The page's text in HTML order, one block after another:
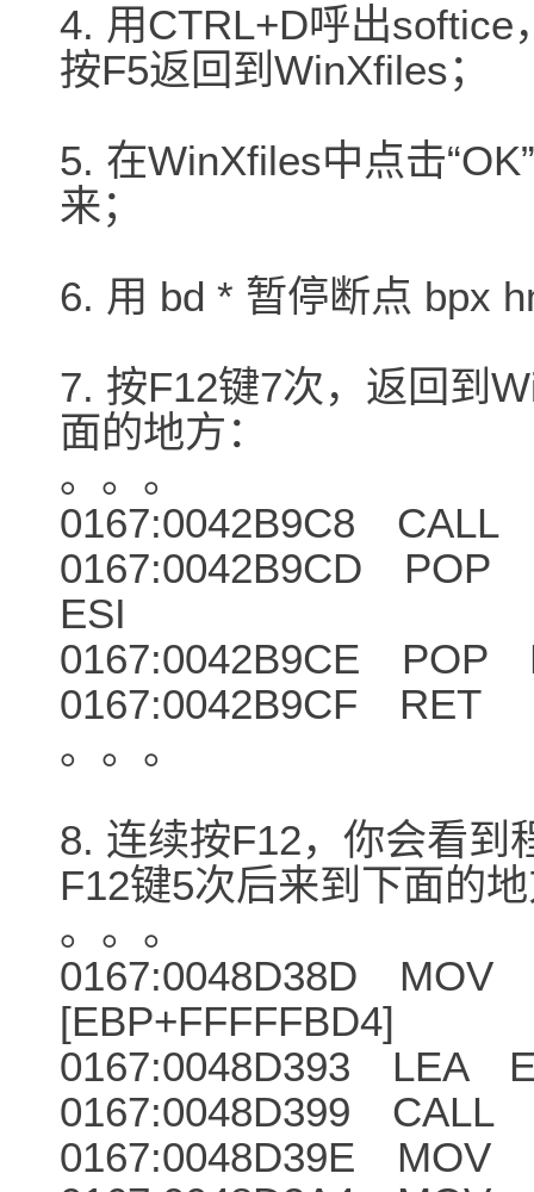
4. 用CTRL+D呼出softice
按F5返回到WinXfiles；
5. 在WinXfiles中点击
来；
6. 用 bd * 暂停断点 bpx
7. 按F12键7次，返回到
面的地方：
。。。
0167:0042B9C8 CALL
0167:0042B9CD POP
ESI <--
0167:0042B9CE POP
0167:0042B9CF RET
。。。
8. 连续按F12，你会看到
F12键5次后来到下面的
。。。
0167:0048D38D MOV
0167:0048D393 LEA
0167:0048D399 CALL
0167:0048D39E MOV